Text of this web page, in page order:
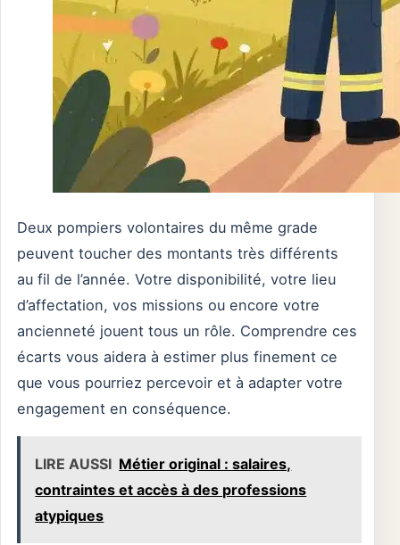
Deux pompiers volontaires du même grade
peuvent toucher des montants très différents
au fil de l’année. Votre disponibilité, votre lieu
d’affectation, vos missions ou encore votre
ancienneté jouent tous un rôle. Comprendre ces
écarts vous aidera à estimer plus finement ce
que vous pourriez percevoir et à adapter votre
engagement en conséquence.
LIRE AUSSI Métier original : salaires,
contraintes et accès à des professions
atypiques